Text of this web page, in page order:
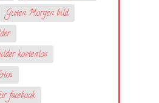
Guten Morgen bild
kostenlos
facebook